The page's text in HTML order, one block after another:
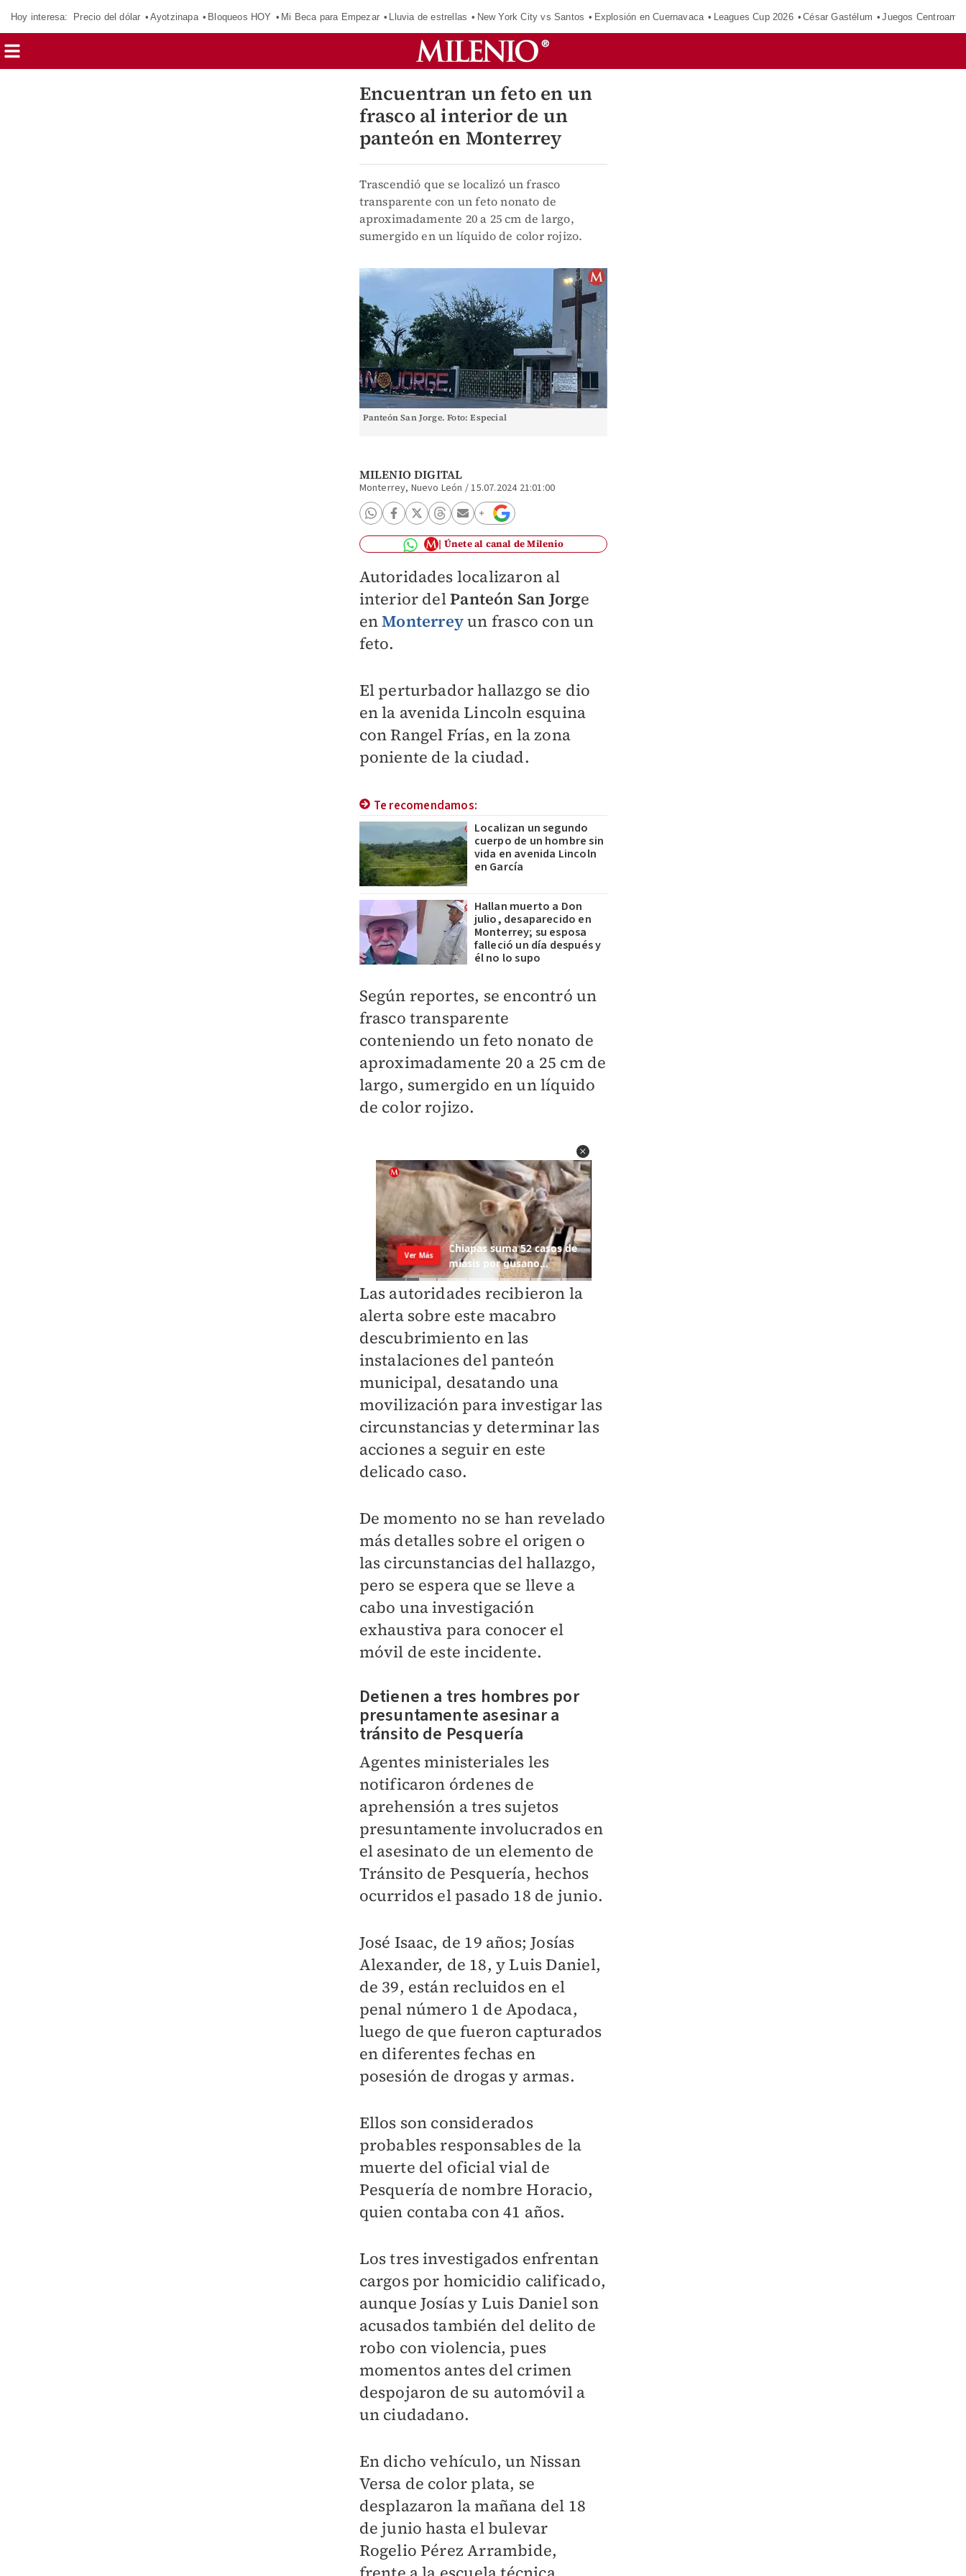
Hoy interesa: Precio del dólar Ayotzinapa Bloqueos HOY Mi Beca para Empezar Lluvia de estrellas New York City vs Santos Explosión en Cuernavaca Leagues Cup 2026 César Gastélum Juegos
Encuentran un feto en un
frasco al interior de un
panteón en Monterrey
Trascendió que se localizó un frasco
transparente con un feto nonato de
aproximadamente 20 a 25 cm de largo,
sumergido en un líquido de color rojizo.
Panteón San Jorge. Foto: Especial
MILENIO DIGITAL
Monterrey, Nuevo León /15.07.2024 21:01:00
Únete al canal de Milenio
Autoridades localizaron al
interior delPanteón San Jorge
enMonterreyun frasco con un
feto.
El perturbador hallazgo se dio
en la avenida Lincoln esquina
con Rangel Frías, en la zona
poniente de la ciudad.
Te recomendamos:
Localizan un segundo
cuerpo de un hombre sin
vida en avenida Lincoln
en García
Hallan muerto a Don
julio, desaparecido en
Monterrey; su esposa
falleció un día después y
él no lo supo
Según reportes, se encontró un
frasco transparente
conteniendo un feto nonato de
aproximadamente 20 a 25 cm de
largo, sumergido en un líquido
de color rojizo.
Las autoridades recibieron la
alerta sobre este macabro
descubrimiento en las
instalaciones del panteón
municipal, desatando una
movilización para investigar las
circunstancias y determinar las
acciones a seguir en este
delicado caso.
De momento no se han revelado
más detalles sobre el origen o
las circunstancias del hallazgo,
pero se espera que se lleve a
cabo una investigación
exhaustiva para conocer el
móvil de este incidente.
Detienen a tres hombres por
presuntamente asesinar a
tránsito de Pesquería
Agentes ministeriales les
notificaron órdenes de
aprehensión a tres sujetos
presuntamente involucrados en
el asesinato de un elemento de
Tránsito de Pesquería, hechos
ocurridos el pasado 18 de junio.
José Isaac, de 19 años; Josías
Alexander, de 18, y Luis Daniel,
de 39, están recluidos en el
penal número 1 de Apodaca,
luego de que fueron capturados
en diferentes fechas en
posesión de drogas y armas.
Ellos son considerados
probables responsables de la
muerte del oficial vial de
Pesquería de nombre Horacio,
quien contaba con 41 años.
Los tres investigados enfrentan
cargos por homicidio calificado,
aunque Josías y Luis Daniel son
acusados también del delito de
robo con violencia, pues
momentos antes del crimen
despojaron de su automóvil a
un ciudadano.
En dicho vehículo, un Nissan
Versa de color plata, se
desplazaron la mañana del 18
de junio hasta el bulevar
Rogelio Pérez Arrambide,